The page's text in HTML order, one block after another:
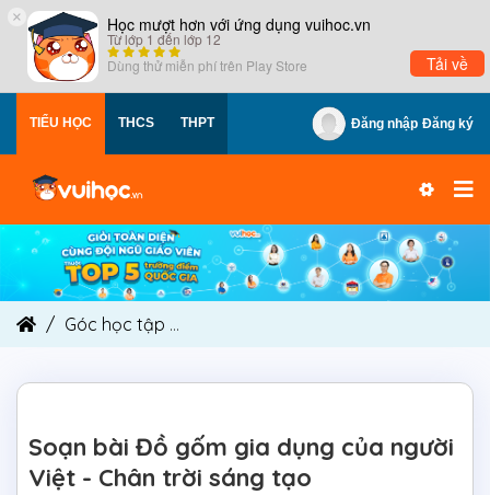
× Học mượt hơn với ứng dụng vuihoc.vn
Từ lớp 1 đến lớp 12
Dùng thử miễn phí trên Play Store Tải về
TIỂU HỌC THCS THPT Đăng nhập Đăng ký
Góc học tập
Soạn bài Đồ gốm gia dụng của người
Việt - Chân trời sáng tạo